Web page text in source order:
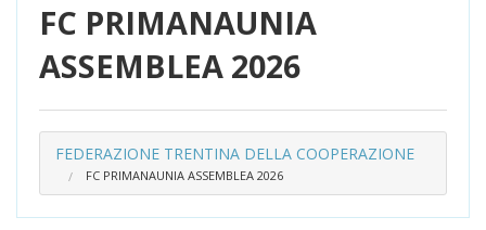
FC PRIMANAUNIA
ASSEMBLEA 2026
FEDERAZIONE TRENTINA DELLA COOPERAZIONE
FC PRIMANAUNIA ASSEMBLEA 2026